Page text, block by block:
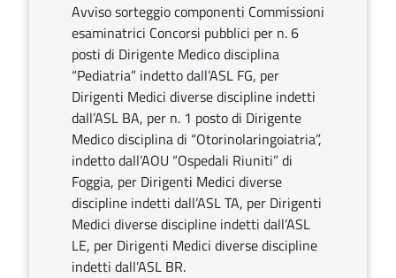
Avviso sorteggio componenti Commissioni
esaminatrici Concorsi pubblici per n. 6
posti di Dirigente Medico disciplina
“Pediatria” indetto dall’ASL FG, per
Dirigenti Medici diverse discipline indetti
dall’ASL BA, per n. 1 posto di Dirigente
Medico disciplina di “Otorinolaringoiatria”,
indetto dall’AOU “Ospedali Riuniti” di
Foggia, per Dirigenti Medici diverse
discipline indetti dall’ASL TA, per Dirigenti
Medici diverse discipline indetti dall’ASL
LE, per Dirigenti Medici diverse discipline
indetti dall’ASL BR.